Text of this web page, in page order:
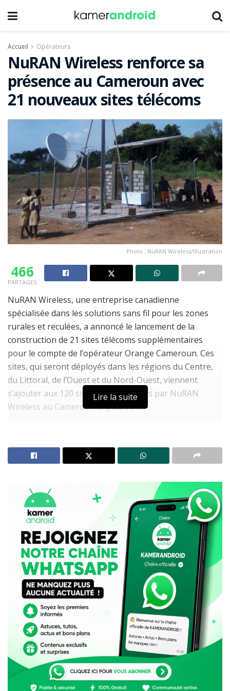
Accueil Opérateurs
NuRAN Wireless renforce sa
présence au Cameroun avec
21 nouveaux sites télécoms
Photo : NuRAN Wireless/Illustration
466
PARTAGES
NuRAN Wireless, une entreprise canadienne
spécialisée dans les solutions sans fil pour les zones
rurales et reculées, a annoncé le lancement de la
construction de 21 sites télécoms supplémentaires
pour le compte de l’opérateur Orange Cameroun. Ces
sites, qui seront déployés dans les régions du Centre,
du Littoral, de l’Ouest et du Nord-Ouest, viennent
s’ajouter aux 120 sites déjà construits par NuRAN
Wireless au Cameroun depuis 2019.
Résultats OBC en ligne : après la disparition d’Ayoba,
MTN Cameroun lance le portail ONE
Ayoba : de 35 millions d’utilisateurs à la fermeture,
pourquoi MTN a retiré son « WhatsApp africain » du
Google Play Store
Selon le communiqué de presse publié par NuRAN
Wireless, ces nouveaux sites permettront d’étendre la
couverture réseau d’Orange Cameroun et de fournir
des services de voix et de données 2G, 3G et 4G aux
populations des zones rurales et périurbaines. NuRAN
Wireless précise également que ces sites seront
exploités selon le modèle du « réseau en tant que
service » (Network-as-a-Service ou NaaS), qui consiste
à offrir aux opérateurs mobiles une solution clé en
Lire la suite